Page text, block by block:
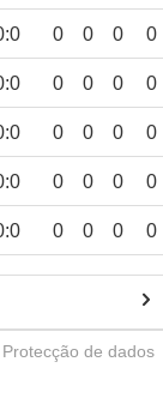
0 0 0 0
0 0 0 0
0 0 0 0
0 0 0 0
0 0 0 0
Protecção de dados